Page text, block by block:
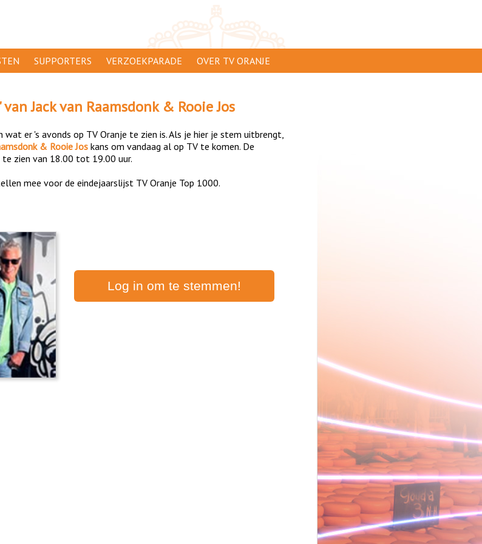
SUPPORTERS
AANMELDEN
VERZOEKPARADE OVER TV ORANJE
CLIP INSTUREN
ADVERTEREN
PRIVACY
vanJack van Raamsdonk & Rooie Jos
er 's avonds op TV Oranje te zien is. Als je hier je stem uitbrengt,
& Rooie Jos kans om vandaag al op TV te komen. De
te zien van 18.00 tot 19.00 uur.
mee voor de eindejaarslijst TV Oranje Top 1000.
Log in om te stemmen!